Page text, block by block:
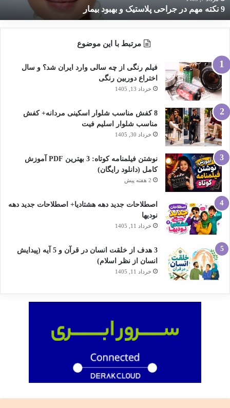
9 نکته مهم در جراحی پلاستیک و بهبود بیمار
مرتبط با این موضوع
فیلم رنگی از چه سالی وارد ایران شد؟ و سال
اختراع دوربین رنگی
خرداد 13, 1405
8 کفش مناسب شلوار اسکینی مردانه+ کفش
مناسب شلوار اسلیم فیت
خرداد 30, 1405
نوشتن فیلمنامه کوتاه: 3 بهترین PDF آموزش
کامل (دانلود رایگان)
2 هفته پیش
اصطلاحات جدید دهه هشتادیا+ اصطلاحات جدید دهه
نودیها
خرداد 11, 1405
3 هدف از خلقت انسان در قرآن و 5 آیه (پیدایش
انسان از نظر اسلام)
خرداد 11, 1405